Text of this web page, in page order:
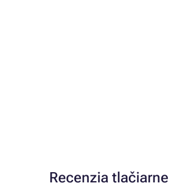
Recenzia tlačiarne